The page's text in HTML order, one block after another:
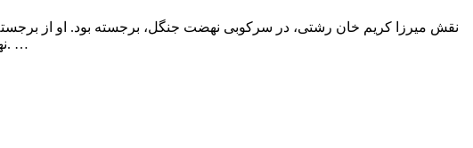
نقش میرزا کریم خان رشتی، در سرکوبی نهضت جنگل، برجسته بود. او از
نهضت جنگل، گرد آوردند و از همه آنها استفاده کرد. …